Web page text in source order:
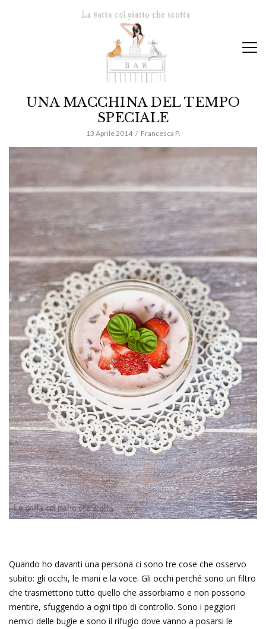
UNA MACCHINA DEL TEMPO
SPECIALE
13 Aprile 2014 Francesca P.
Quando ho davanti una persona ci sono tre cose che osservo
subito: gli occhi, le mani e la voce. Gli occhi perché sono un filtro
che trasmettono tutto quello che assorbiamo e non possono
mentire, sfuggendo a ogni tipo di controllo. Sono i peggiori
nemici delle bugie e sono il rifugio dove vanno a posarsi le